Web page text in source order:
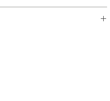
ótico de platina